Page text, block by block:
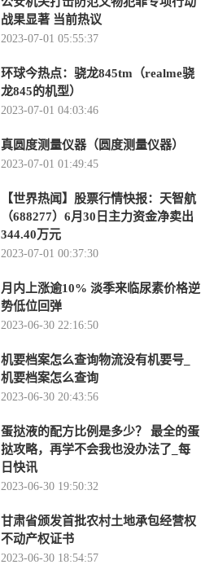
战果显著 当前热议
2023-07-01 05:55:37
环球今热点：骁龙845tm（realme骁
龙845的机型）
2023-07-01 04:03:46
真圆度测量仪器（圆度测量仪器）
2023-07-01 01:49:45
【世界热闻】股票行情快报：天智航
（688277）6月30日主力资金净卖出
344.40万元
2023-07-01 00:37:30
月内上涨逾10% 淡季来临尿素价格逆
势低位回弹
2023-06-30 22:16:50
机要档案怎么查询物流没有机要号_
机要档案怎么查询
2023-06-30 20:43:56
蛋挞液的配方比例是多少？ 最全的蛋
挞攻略，再学不会我也没办法了_每
日快讯
2023-06-30 19:50:32
甘肃省颁发首批农村土地承包经营权
不动产权证书
2023-06-30 18:54:57